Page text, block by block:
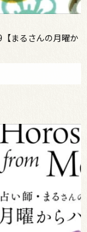
まるさんの月曜か